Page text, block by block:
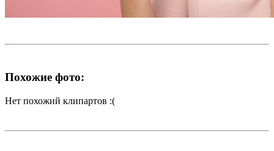
Похожие фото:
Нет похожий клипартов :(